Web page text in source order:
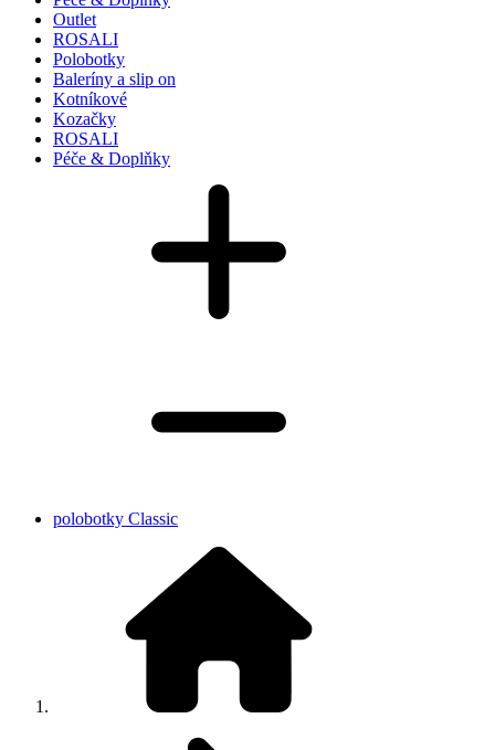
Outlet
ROSALI
Polobotky
Baleríny a slip on
Kotníkové
Kozačky
ROSALI
Péče & Doplňky
polobotky Classic